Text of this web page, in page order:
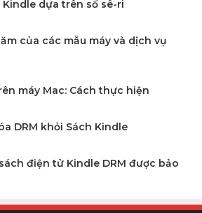
Kindle dựa trên số sê-ri
của các mẫu máy và dịch vụ
máy Mac: Cách thực hiện
DRM khỏi Sách Kindle
điện tử Kindle DRM được bảo